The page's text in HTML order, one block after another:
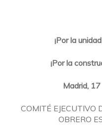
¡Por la
¡Por la
Madrid,
COMITÉ EJECUTIVO
OBRERO